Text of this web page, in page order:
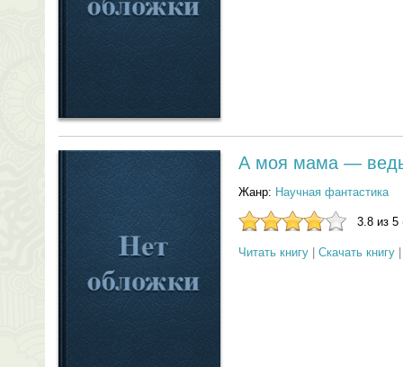
А моя мама —
Жанр: Научная фантастика
3.8 из 5
Читать книгу Скачать книгу